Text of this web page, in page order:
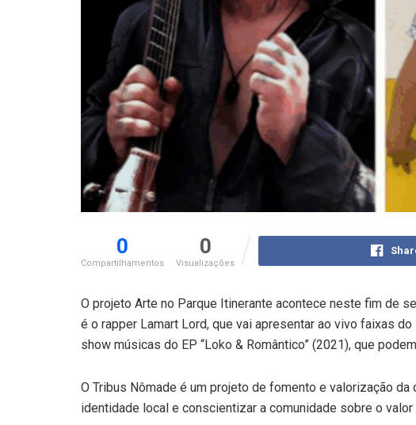
0
Compartilhamentos
0
Visualizações
O projeto Arte no Parque Itinerante acontece neste fim de
é o rapper Lamart Lord, que vai apresentar ao vivo faixas
show músicas do EP “Loko & Romântico” (2021), que
O Tribus Nômade é um projeto de fomento e valorização
identidade local e conscientizar a comunidade sobre o valor